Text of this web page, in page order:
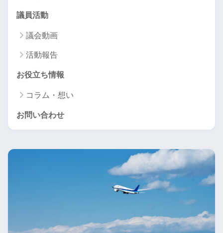
議員活動
議会動画
活動報告
お役立ち情報
コラム・想い
お問い合わせ